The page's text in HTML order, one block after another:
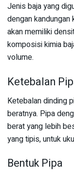
Jenis baja yang
dengan kandungan
akan memiliki
komposisi kimia
volume.
Ketebalan
Ketebalan dinding
beratnya. Pipa
berat yang lebih
yang tipis, untuk
Bentuk Pipa